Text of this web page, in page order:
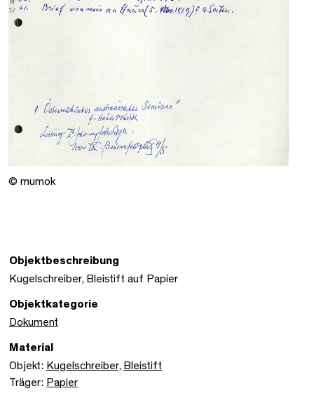
© mumok
Objektbeschreibung
Kugelschreiber, Bleistift auf Papier
Objektkategorie
Dokument
Material
Objekt: Kugelschreiber, Bleistift
Träger: Papier